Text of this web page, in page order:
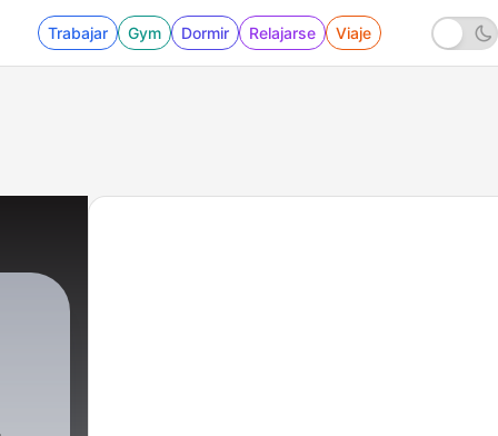
Trabajar Gym Dormir Relajarse Viaje